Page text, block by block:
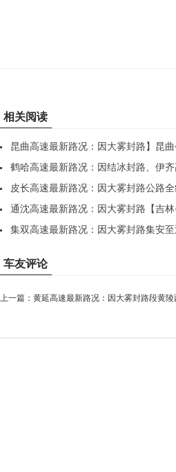
相关阅读
昆曲高速最新路况：因大雾封路】昆
全..
鹤哈高速最新路况：因结冰封路、伊齐
部..
皮长高速最新路况：因大雾封路公路
座..
通沈高速最新路况：因大雾封路【吉林
法..
集双高速最新路况：因大雾封路集安
车友评论
上一篇： 黄延高速最新路况：因大雾封路段黄陵